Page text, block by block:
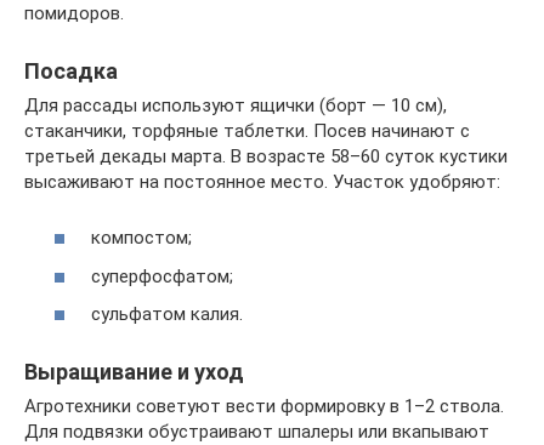
помидоров.
Посадка
Для рассады используют ящички (борт — 10 см),
стаканчики, торфяные таблетки. Посев начинают с
третьей декады марта. В возрасте 58–60 суток кустики
высаживают на постоянное место. Участок удобряют:
компостом;
суперфосфатом;
сульфатом калия.
Выращивание и уход
Агротехники советуют вести формировку в 1–2 ствола.
Для подвязки обустраивают шпалеры или вкапывают